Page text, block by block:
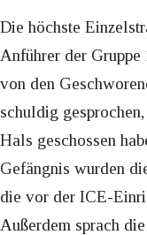
Die höchste
Anführer der
von den
schuldig
Hals geschossen
Gefängnis wurden
die vor der ICE-
Außerdem sprach